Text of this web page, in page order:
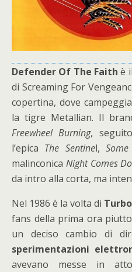
Defender Of The Faith è
di Screaming For
copertina, dove
la tigre Metallian. Il
Freewheel Burning,
l’epica The Sentinel,
malinconica Night Comes
da intro alla corta, ma
Nel 1986 è la volta di Turbo
fans della prima ora
un deciso cambio di
sperimentazioni
avevano messe in